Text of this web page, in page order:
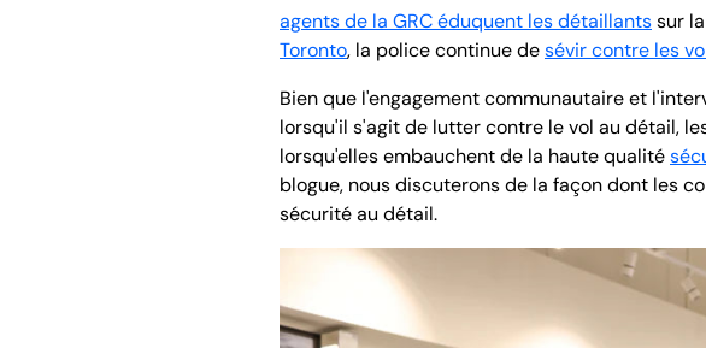
agents de la GRC éduquent les détaillantssur
Toronto, la police continue desévir contre les
Bien que l'engagement communautaire et
lorsqu'il s'agit de lutter contre le vol au détail,
lorsqu'elles embauchent de la haute qualité
blogue, nous discuterons de la façon dont les
sécurité au détail.